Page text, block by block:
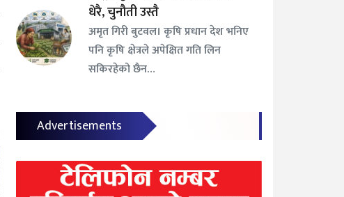
धेरै, चुनौती उस्तै
अमृत गिरी बुटवल। कृषि प्रधान देश भनिए
पनि कृषि क्षेत्रले अपेक्षित गति लिन
सकिरहेको छैन…
Advertisements